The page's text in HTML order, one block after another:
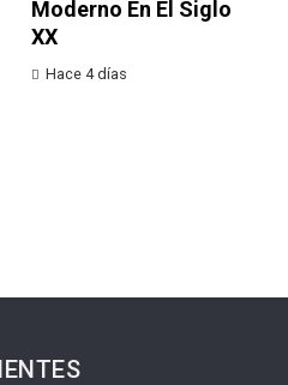
Moderno En El Siglo
XX
Hace 4 días